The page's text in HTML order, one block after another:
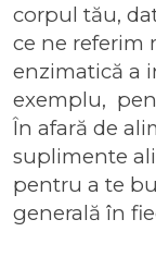
corpul tău,
ce ne referim
enzimatică a
exemplu,
În afară de
suplimente
pentru a te
generală în